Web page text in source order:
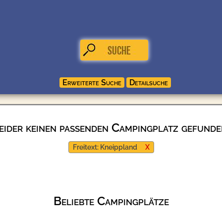
keinen passenden Campingplatz
Freitext: Kneippland X
Beliebte Campingplätze